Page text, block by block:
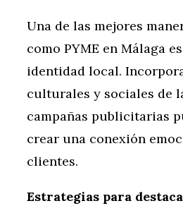
Una de las mejores
como PYME en Málaga
identidad local.
culturales y sociales de
campañas publicitarias
crear una conexión
clientes.
Estrategias para